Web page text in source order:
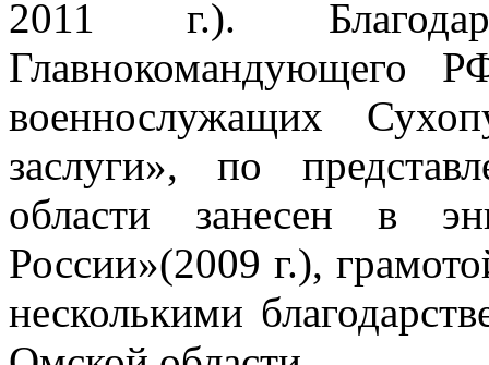
2011 г.).
Главнокомандующего
военнослужащих
заслуги», по
области занесен в
России»(2009 г.),
несколькими